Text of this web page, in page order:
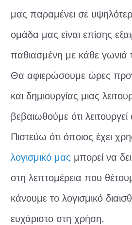
μας παραμένει σε
ομάδα μας είναι επίσης
παθιασμένη με κάθε γωνιά
Θα αφιερώσουμε ώρες
και δημιουργίας μιας
βεβαιωθούμε ότι
Πιστεύω ότι όποιος έχει
λογισμικό μας μπορεί να
στη λεπτομέρεια που
κάνουμε το λογισμικό
ευχάριστο στη χρήση.